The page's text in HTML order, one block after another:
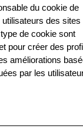
du cookie de
des sites
de cookie sont
pour créer des
améliorations
par les